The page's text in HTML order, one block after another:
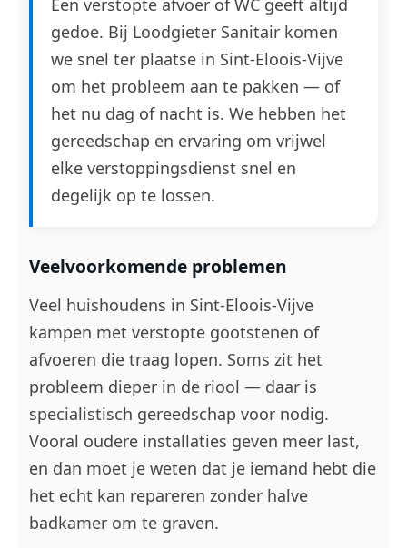
Een verstopte afvoer of WC geeft altijd
gedoe. Bij Loodgieter Sanitair komen
we snel ter plaatse in Sint-Eloois-Vijve
om het probleem aan te pakken — of
het nu dag of nacht is. We hebben het
gereedschap en ervaring om vrijwel
elke verstoppingsdienst snel en
degelijk op te lossen.
Veelvoorkomende problemen
Veel huishoudens in Sint-Eloois-Vijve
kampen met verstopte gootstenen of
afvoeren die traag lopen. Soms zit het
probleem dieper in de riool — daar is
specialistisch gereedschap voor nodig.
Vooral oudere installaties geven meer last,
en dan moet je weten dat je iemand hebt die
het echt kan repareren zonder halve
badkamer om te graven.